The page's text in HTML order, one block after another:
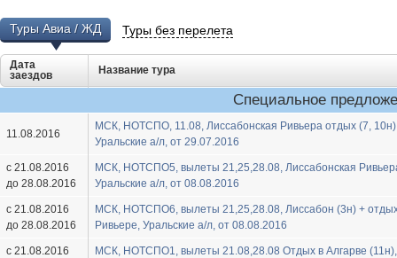
Туры Авиа / ЖД Туры без перелета
Дата
заездов
Название тура
Специальное
11.08.2016
МСК, HOTСПО, 11.08, Лиссабонская Ривьера отдых (7,
Уральские а/л, от 29.07.2016
с 21.08.2016
до 28.08.2016
МСК, HOTСПО5, вылеты 21,25,28.08, Лиссабонская
Уральские а/л, от 08.08.2016
с 21.08.2016
до 28.08.2016
МСК, HOTСПО6, вылеты 21,25,28.08, Лиссабон (3н) +
Ривьере, Уральские а/л, от 08.08.2016
с 21.08.2016
МСК, HOTСПО1, вылеты 21.08,28.08 Отдых в Алгарве (11н),